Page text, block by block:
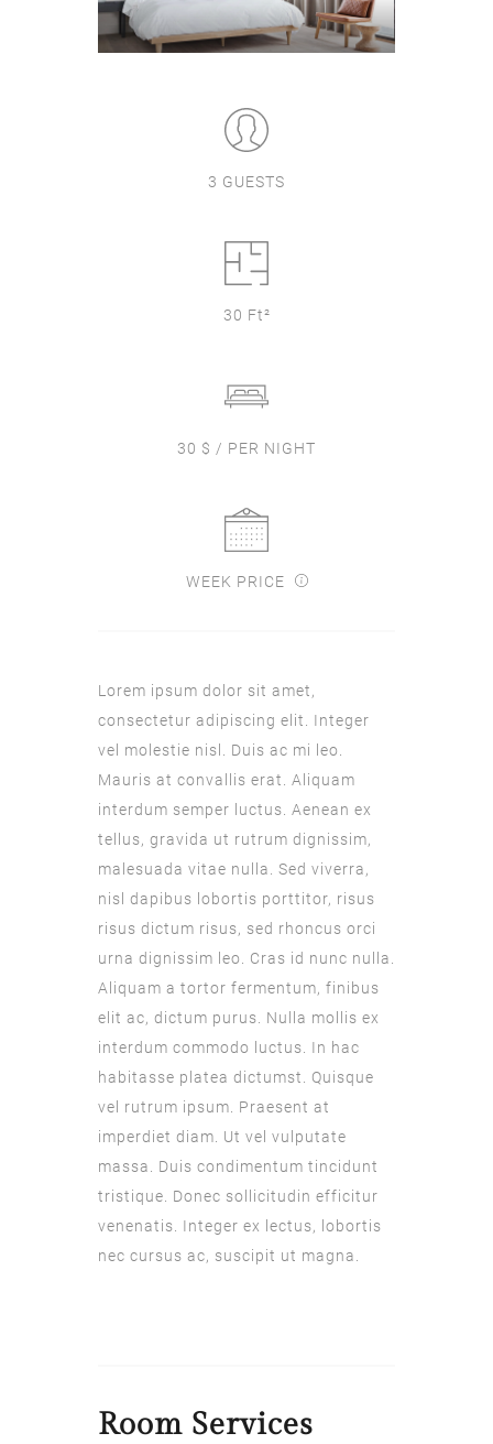
3 GUESTS
30 Ft²
30 $ / PER NIGHT
WEEK PRICE
Lorem ipsum dolor sit amet,
consectetur adipiscing elit. Integer
vel molestie nisl. Duis ac mi leo.
Mauris at convallis erat. Aliquam
interdum semper luctus. Aenean ex
tellus, gravida ut rutrum dignissim,
malesuada vitae nulla. Sed viverra,
nisl dapibus lobortis porttitor, risus
risus dictum risus, sed rhoncus orci
urna dignissim leo. Cras id nunc nulla.
Aliquam a tortor fermentum, finibus
elit ac, dictum purus. Nulla mollis ex
interdum commodo luctus. In hac
habitasse platea dictumst. Quisque
vel rutrum ipsum. Praesent at
imperdiet diam. Ut vel vulputate
massa. Duis condimentum tincidunt
tristique. Donec sollicitudin efficitur
venenatis. Integer ex lectus, lobortis
nec cursus ac, suscipit ut magna.
Room Services